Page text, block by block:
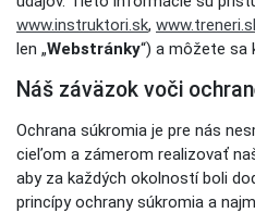
www.instruktori.sk,
len „Webstránky“) a môžete sa
Náš záväzok voči
Ochrana súkromia je pre nás
cieľom a zámerom realizovať
aby za každých okolností boli
princípy ochrany súkromia a